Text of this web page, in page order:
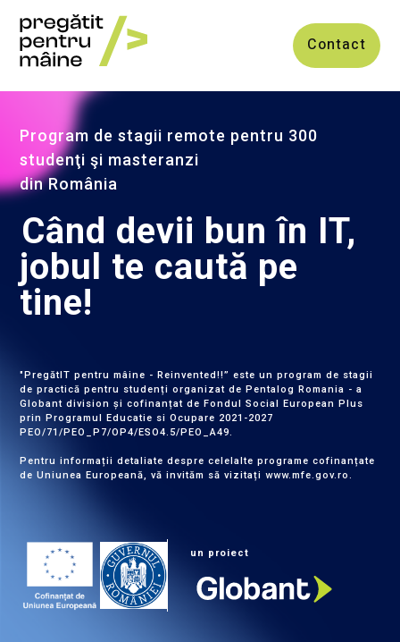
Contact
Program de stagii remote pentru 300
studenţi şi masteranzi
din România
Când devii bun în IT,
jobul te caută pe
tine!
"PregătIT pentru mâine - Reinvented!!” este un program de stagii
de practică pentru studenți organizat de Pentalog Romania - a
Globant division și cofinanțat de Fondul Social European Plus
prin Programul Educatie si Ocupare 2021-2027
PEO/71/PEO_P7/OP4/ESO4.5/PEO_A49.
Pentru informații detaliate despre celelalte programe cofinanțate
de Uniunea Europeană, vă invităm să vizitațiwww.mfe.gov.ro.
un proiect